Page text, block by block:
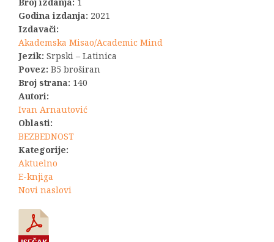
Godina izdanja: 2021
Izdavači:
Akademska Misao/Academic Mind
Jezik: Srpski – Latinica
Povez: B5 broširan
Broj strana: 140
Autori:
Ivan Arnautović
Oblasti:
BEZBEDNOST
Kategorije:
Aktuelno
E-knjiga
Novi naslovi